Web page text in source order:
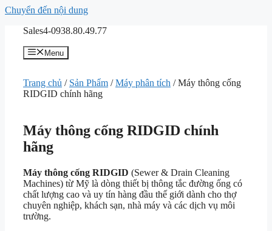
Chuyển đến nội dung
Sales4-0938.80.49.77
Menu
Trang chủ / Sản Phẩm /Máy phân tích / Máy thông cống
RIDGID chính hãng
Máy thông cống RIDGID chính
hãng
Máy thông cống RIDGID (Sewer & Drain Cleaning
Machines) từ Mỹ là dòng thiết bị thông tắc đường ống có
chất lượng cao và uy tín hàng đầu thế giới dành cho thợ
chuyên nghiệp, khách sạn, nhà máy và các dịch vụ môi
trường.